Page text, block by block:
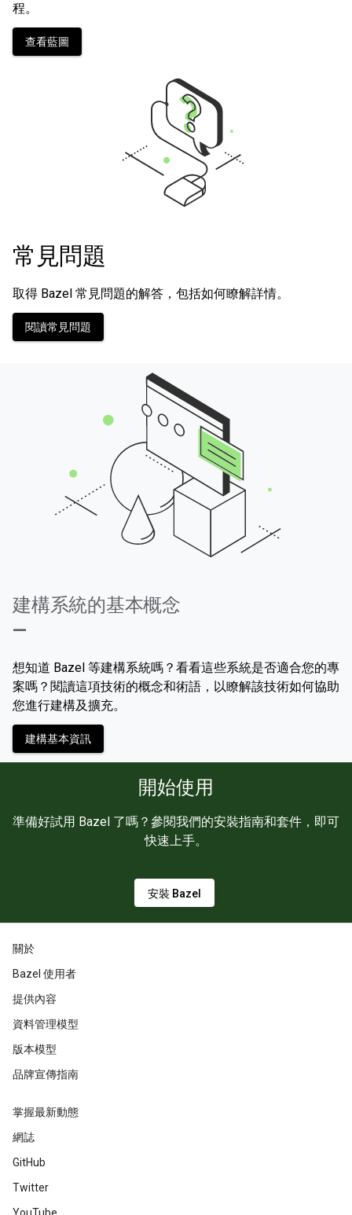
程。
查看藍圖
常見問題
取得 Bazel 常見問題的解答，包括如何瞭解詳情。
閱讀常見問題
建構系統的基本概念
—
想知道 Bazel 等建構系統嗎？看看這些系統是否適合您的專
案嗎？閱讀這項技術的概念和術語，以瞭解該技術如何協助
您進行建構及擴充。
建構基本資訊
開始使用
準備好試用 Bazel 了嗎？參閱我們的安裝指南和套件，即可
快速上手。
安裝 Bazel
關於
Bazel 使用者
提供內容
資料管理模型
版本模型
品牌宣傳指南
掌握最新動態
網誌
GitHub
Twitter